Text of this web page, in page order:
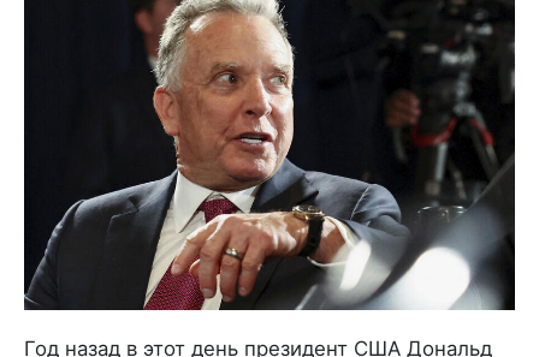
Год назад в этот день президент США Дональд